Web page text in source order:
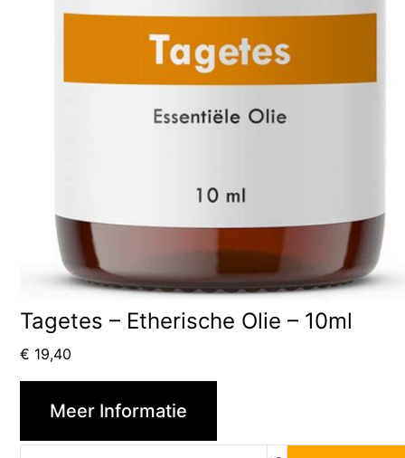
Tagetes – Etherische Olie – 10ml
€ 19,40
Meer Informatie